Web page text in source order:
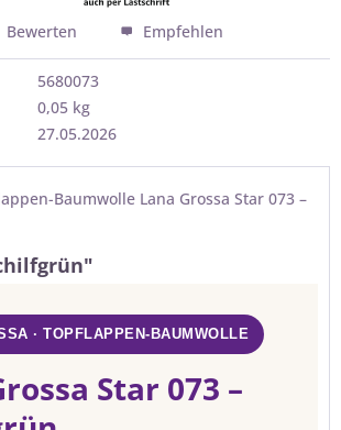
Bewerten Empfehlen
5680073
0,05 kg
27.05.2026
Baumwolle Lana Grossa Star 073 –
· TOPFLAPPEN-BAUMWOLLE
Star 073 –